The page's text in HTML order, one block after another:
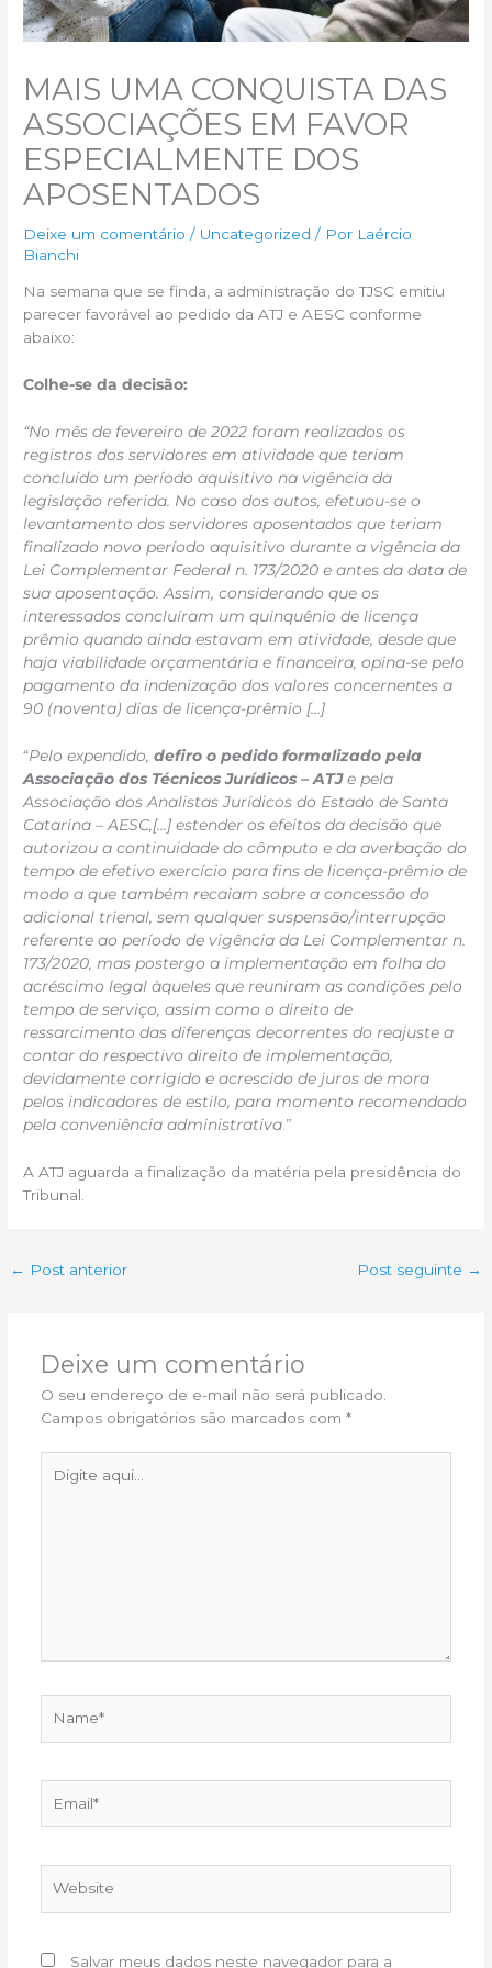
MAIS UMA CONQUISTA DAS
ASSOCIAÇÕES EM FAVOR
ESPECIALMENTE DOS
APOSENTADOS
Deixe um comentário / Uncategorized / Por Laércio
Bianchi
Na semana que se finda, a administração do TJSC emitiu
parecer favorável ao pedido da ATJ e AESC conforme
abaixo:
Colhe-se da decisão:
“No mês de fevereiro de 2022 foram realizados os
registros dos servidores em atividade que teriam
concluído um período aquisitivo na vigência da
legislação referida. No caso dos autos, efetuou-se o
levantamento dos servidores aposentados que teriam
finalizado novo período aquisitivo durante a vigência da
Lei Complementar Federal n. 173/2020 e antes da data de
sua aposentação. Assim, considerando que os
interessados concluíram um quinquênio de licença
prêmio quando ainda estavam em atividade, desde que
haja viabilidade orçamentária e financeira, opina-se pelo
pagamento da indenização dos valores concernentes a
90 (noventa) dias de licença-prêmio […]
“Pelo expendido,defiro o pedido formalizado pela
Associação dos Técnicos Jurídicos – ATJe pela
Associação dos Analistas Jurídicos do Estado de Santa
Catarina – AESC,[…] estender os efeitos da decisão que
autorizou a continuidade do cômputo e da averbação do
tempo de efetivo exercício para fins de licença-prêmio de
modo a que também recaiam sobre a concessão do
adicional trienal, sem qualquer suspensão/interrupção
referente ao período de vigência da Lei Complementar n.
173/2020, mas postergo a implementação em folha do
acréscimo legal àqueles que reuniram as condições pelo
tempo de serviço, assim como o direito de
ressarcimento das diferenças decorrentes do reajuste a
contar do respectivo direito de implementação,
devidamente corrigido e acrescido de juros de mora
pelos indicadores de estilo, para momento recomendado
pela conveniência administrativa .”
A ATJ aguarda a finalização da matéria pela presidência do
Tribunal.
← Post anterior Post seguinte →
Deixe um comentário
O seu endereço de e-mail não será publicado.
Campos obrigatórios são marcados com *
aqui...
Salvar meus dados neste navegador para a